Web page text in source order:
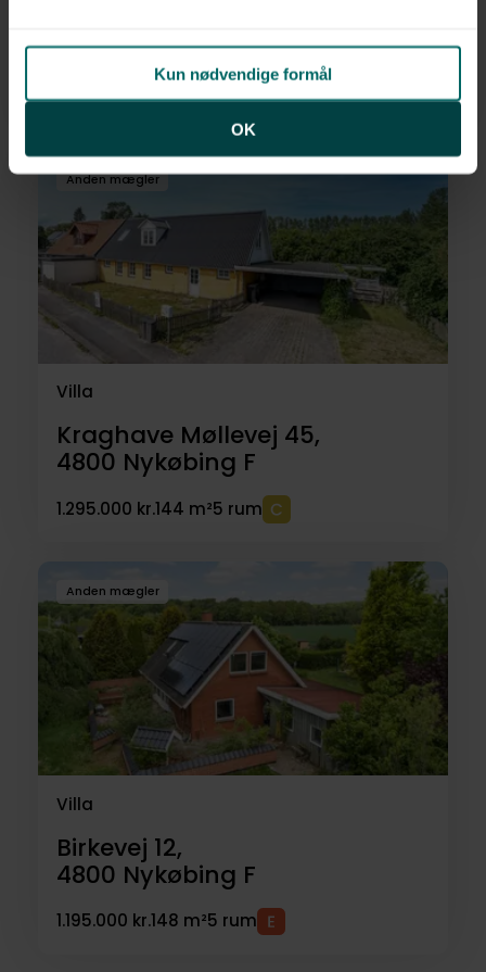
Kun nødvendige formål
OK
4800Nykøbing F
1.195.000 kr.160 m²6 rum
Anden mægler
Villa
Kraghave Møllevej 45,
4800 Nykøbing F
1.295.000 kr.144 m²5 rum
Anden mægler
Villa
Birkevej 12,
4800 Nykøbing F
1.195.000 kr.148 m²5 rum